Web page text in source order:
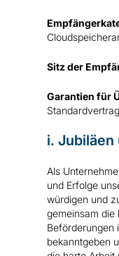
Sitz der
Garantien für
i.
Als
und Erfolge
würdigen und
gemeinsam die
Beförderungen
bekanntgeben